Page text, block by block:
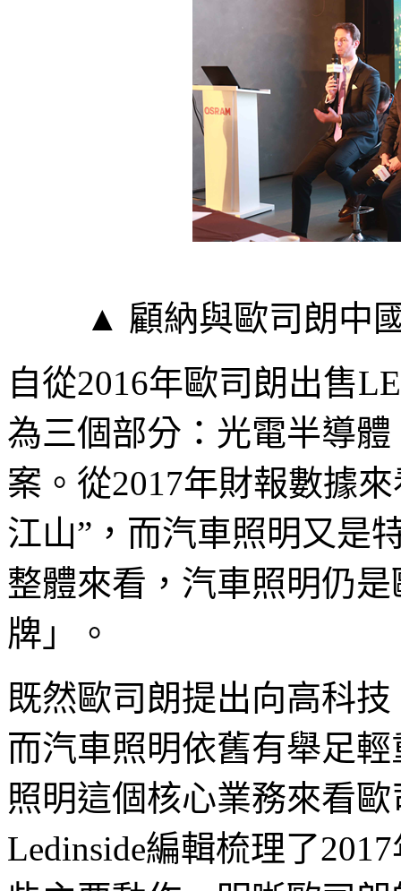
▲ 顧納與歐司朗中
自從2016年歐司朗出售
為三個部分：光電半導
案。從2017年財報數據
江山”，而汽車照明又是
整體來看，汽車照明仍
牌」。
既然歐司朗提出向高科
而汽車照明依舊有舉足
照明這個核心業務來看
Ledinside編輯梳理了